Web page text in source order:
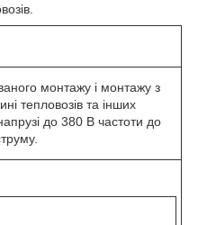
монтажу і монтажу з
тепловозів та інших
до 380 В частоти до